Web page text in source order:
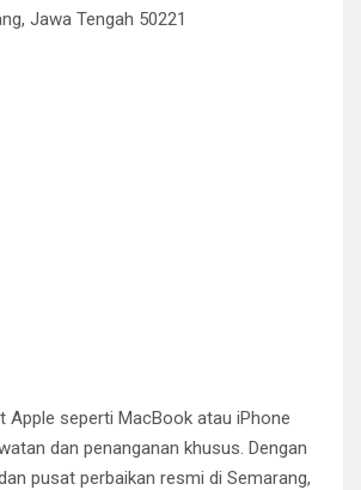
Jawa Tengah 50221
Apple seperti MacBook atau iPhone
dan penanganan khusus. Dengan
pusat perbaikan resmi di Semarang,